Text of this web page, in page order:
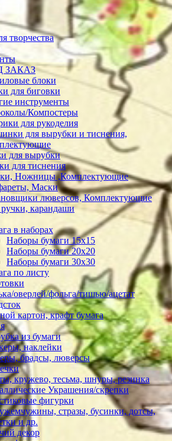
творчества
ЗАКАЗ
блоки
для биговки
инструменты
Компостеры
для рукоделия
для вырубки и тиснения,
для вырубки
для тиснения
Ножницы ,Комплектующие
Маски
люверсов, Комплектующие
карандаши
в наборах
Наборы бумаги 15х15
Наборы бумаги 20х20
Наборы бумаги 30х30
по листу
оверлей/фольга/тишью/ацетат
картон, крафт бумага
из бумаги
наклейки
брадсы, люверсы
кружево, тесьма, шнуры, резинка
Украшения/скрепки
фигурки
стразы, бусинки, дотсы,
и др.
декор